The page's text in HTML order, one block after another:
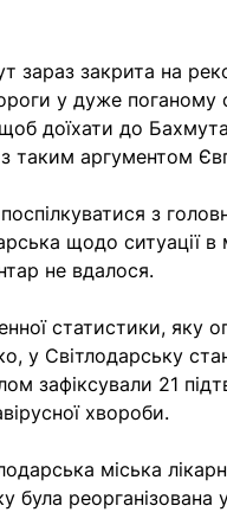
зараз закрита на
у дуже поганому
доїхати до
таким аргументом
з
щодо ситуації в
не вдалося.
статистики, яку
у Світлодарську
зафіксували 21
хвороби.
міська
була реорганізована